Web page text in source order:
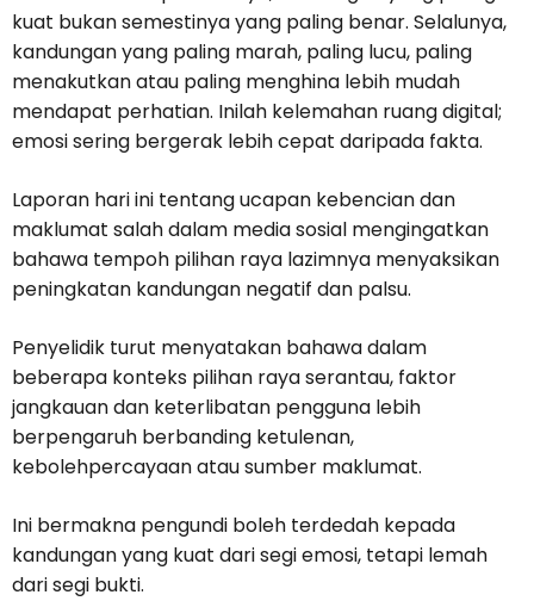
kuat bukan semestinya yang paling benar. Selalunya,
kandungan yang paling marah, paling lucu, paling
menakutkan atau paling menghina lebih mudah
mendapat perhatian. Inilah kelemahan ruang digital;
emosi sering bergerak lebih cepat daripada fakta.
Laporan hari ini tentang ucapan kebencian dan
maklumat salah dalam media sosial mengingatkan
bahawa tempoh pilihan raya lazimnya menyaksikan
peningkatan kandungan negatif dan palsu.
Penyelidik turut menyatakan bahawa dalam
beberapa konteks pilihan raya serantau, faktor
jangkauan dan keterlibatan pengguna lebih
berpengaruh berbanding ketulenan,
kebolehpercayaan atau sumber maklumat.
Ini bermakna pengundi boleh terdedah kepada
kandungan yang kuat dari segi emosi, tetapi lemah
dari segi bukti.